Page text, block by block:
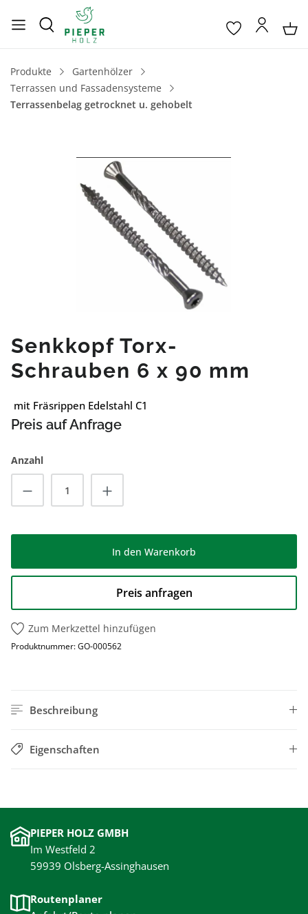
Produkte
Gartenhölzer
Terrassen und Fassadensysteme
Terrassenbelag getrocknet u. gehobelt
Bildergalerie überspringen
Senkkopf Torx-
Schrauben 6 x 90 mm
mit Fräsrippen Edelstahl C1
Preis auf Anfrage
Anzahl
Produkt Anzahl: Gib den gewünschten
In den Warenkorb
Preis anfragen
Zum Merkzettel hinzufügen
Produktnummer:GO-000562
Beschreibung
Eigenschaften
PIEPER HOLZ GMBH
Im Westfeld 2
59939 Olsberg-Assinghausen
Routenplaner